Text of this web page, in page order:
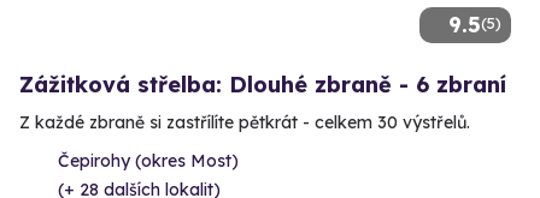
9.5(5)
Zážitková střelba: Dlouhé zbraně - 6 zbraní
Z každé zbraně si zastřílíte pětkrát - celkem 30 výstřelů.
Čepirohy (okres Most)
(+ 28 dalších lokalit)